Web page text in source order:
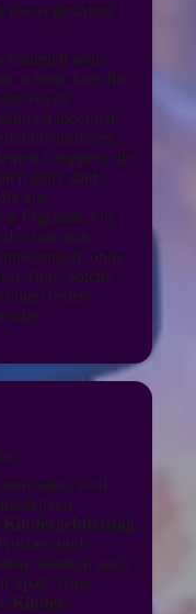
etwas gestalten
sein.
schöne Idee für
etwas
möchten.
Gruppen, die
aktiv sind.
aus
Ergebnis. Ob
saisonale
ohne
Tipp: Solche
festen
oder
weil
Kindergeburtstag
und
sondern auch
Spaß. Gute
Kinder-